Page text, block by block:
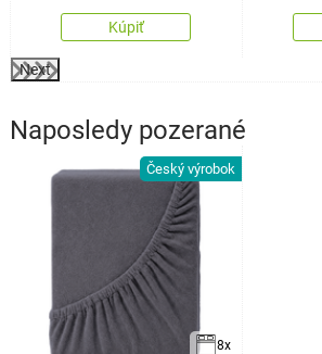
Kúpiť
Next
Naposledy pozerané
Český výrobok
8x